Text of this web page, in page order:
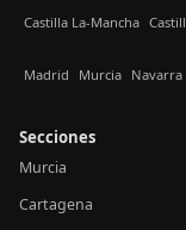
Castilla La-Mancha
Madrid Murcia Navarra
Secciones
Murcia
Cartagena